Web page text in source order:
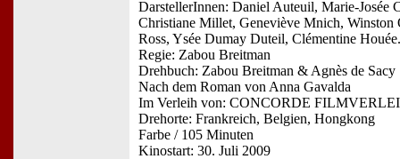
DarstellerInnen: Daniel Auteuil, Marie-Josée
Christiane Millet, Geneviève Mnich,
Ross, Ysée Dumay Duteil, Clémentine Houée.
Regie: Zabou Breitman
Drehbuch: Zabou Breitman & Agnès de Sacy
Nach dem Roman von Anna Gavalda
Im Verleih von: CONCORDE
Drehorte: Frankreich, Belgien, Hongkong
Farbe / 105 Minuten
Kinostart: 30. Juli 2009